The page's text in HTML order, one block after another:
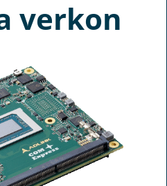
verkon